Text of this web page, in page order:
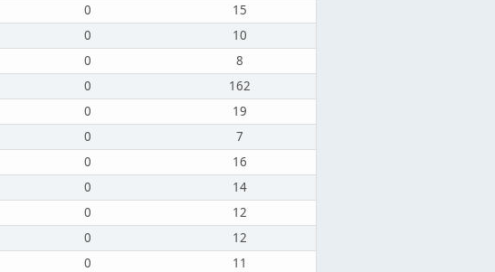
0
15
0
10
0
8
0
162
0
19
0
7
0
16
0
14
0
12
0
12
0
11